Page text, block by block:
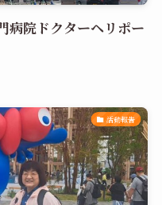
病院ドクターヘリポー
活動報告